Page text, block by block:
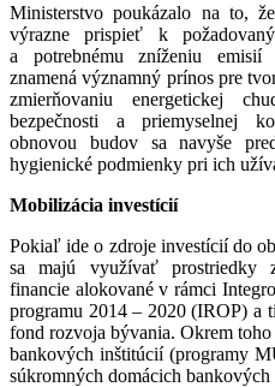
Ministerstvo poukázalo na to,
výrazne prispieť k
a potrebnému zníženiu emisií
znamená významný prínos pre
zmierňovaniu energetickej
bezpečnosti a priemyselnej
obnovou budov sa navyše
hygienické podmienky pri ich
Mobilizácia investícií
Pokiaľ ide o zdroje investícií do
sa majú využívať prostriedky
financie alokované v rámci
programu 2014 – 2020 (IROP) a
fond rozvoja bývania. Okrem
bankových inštitúcií (programy
súkromných domácich